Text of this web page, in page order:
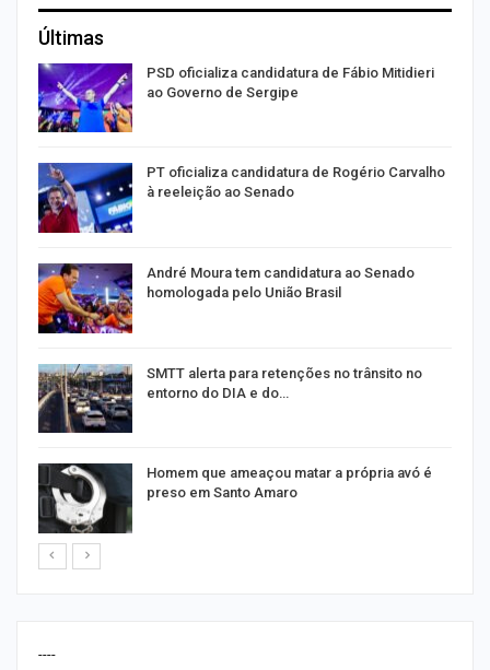
Últimas
PSD oficializa candidatura de Fábio Mitidieri
ao Governo de Sergipe
PT oficializa candidatura de Rogério Carvalho
à reeleição ao Senado
André Moura tem candidatura ao Senado
homologada pelo União Brasil
SMTT alerta para retenções no trânsito no
entorno do DIA e do…
Homem que ameaçou matar a própria avó é
preso em Santo Amaro
----